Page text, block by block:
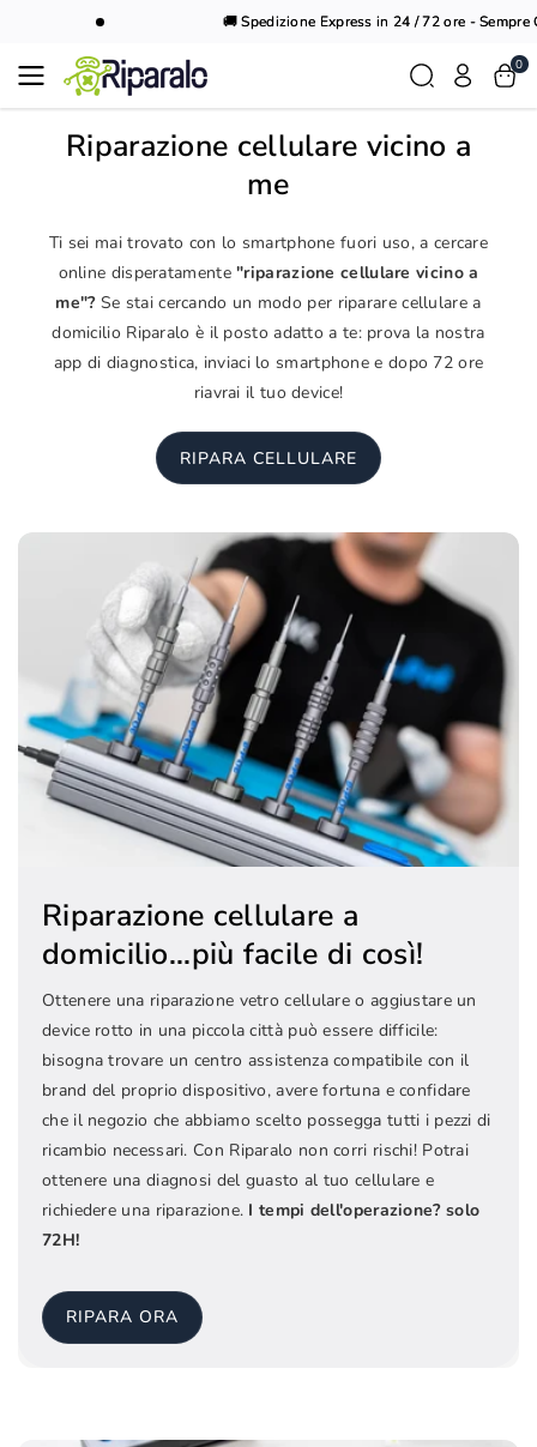
🚚 Spedizione Express in 24 / 72 ore - Sempre
0
Riparazione cellulare vicino a
me
Ti sei mai trovato con lo smartphone fuori uso, a cercare
online disperatamente"riparazione cellulare vicino a
me"?Se stai cercando un modo per riparare cellulare a
domicilio Riparalo è il posto adatto a te: prova la nostra
app di diagnostica, inviaci lo smartphone e dopo 72 ore
riavrai il tuo device!
RIPARA CELLULARE
Riparazione cellulare a
domicilio...più facile di così!
Ottenere una riparazione vetro cellulare o aggiustare un
device rotto in una piccola città può essere difficile:
bisogna trovare un centro assistenza compatibile con il
brand del proprio dispositivo, avere fortuna e confidare
che il negozio che abbiamo scelto possegga tutti i pezzi di
ricambio necessari. Con Riparalo non corri rischi! Potrai
ottenere una diagnosi del guasto al tuo cellulare e
richiedere una riparazione. I tempi dell'operazione? solo
72H!
RIPARA ORA